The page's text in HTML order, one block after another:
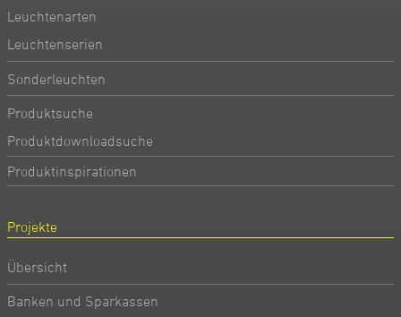
Leuchtenarten
Leuchtenserien
Sonderleuchten
Produktsuche
Produktdownloadsuche
Produktinspirationen
Projekte
Übersicht
Banken und Sparkassen